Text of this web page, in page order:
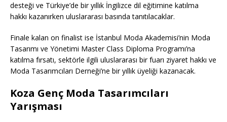
desteği ve Türkiye’de bir yıllık İngilizce dil eğitimine katılma
hakkı kazanırken uluslararası basında tanıtılacaklar.
Finale kalan on finalist ise İstanbul Moda Akademisi’nin Moda
Tasarımı ve Yönetimi Master Class Diploma Programı’na
katılma fırsatı, sektörle ilgili uluslararası bir fuarı ziyaret hakkı ve
Moda Tasarımcıları Derneği’ne bir yıllık üyeliği kazanacak.
Koza Genç Moda Tasarımcıları
Yarışması